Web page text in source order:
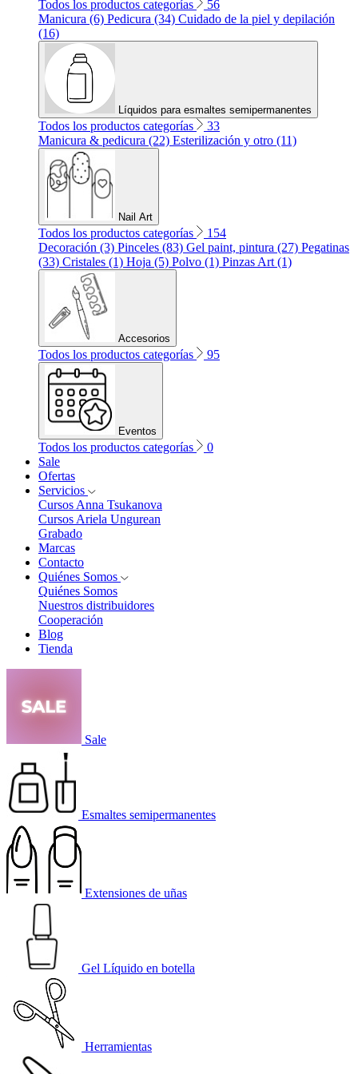
Todos los productos categorías
56
Manicura (6) Pedicura (34) Cuidado de la piel y depilación
(16)
Líquidos para esmaltes semipermanentes
Todos los productos categorías
33
Manicura & pedicura (22) Esterilización y otro (11)
Nail Art
Todos los productos categorías
154
Decoración (3) Pinceles (83) Gel paint, pintura (27) Pegatinas
(33) Cristales (1) Hoja (5) Polvo (1) Pinzas Art (1)
Accesorios
Todos los productos categorías 95
Eventos
Todos los productos categorías
0
Sale
Ofertas
Servicios
Cursos Anna Tsukanova
Cursos Ariela Ungurean
Grabado
Marcas
Contacto
Quiénes Somos
Quiénes Somos
Nuestros distribuidores
Cooperación
Blog
Tienda
Sale
Esmaltes semipermanentes
Extensiones de uñas
Gel Líquido en botella
Herramientas